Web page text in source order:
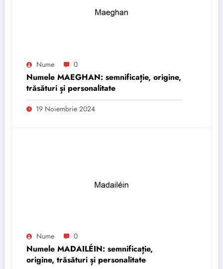
Nume 0
Numele MAEGHAN: semnificație, origine,
trăsături și personalitate
19 Noiembrie 2024
Nume 0
Numele MADAILÉIN: semnificație,
origine, trăsături și personalitate